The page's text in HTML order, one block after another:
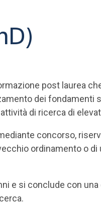
post laurea
dei fondamenti
di ricerca di
concorso,
ordinamento o
e si conclude con